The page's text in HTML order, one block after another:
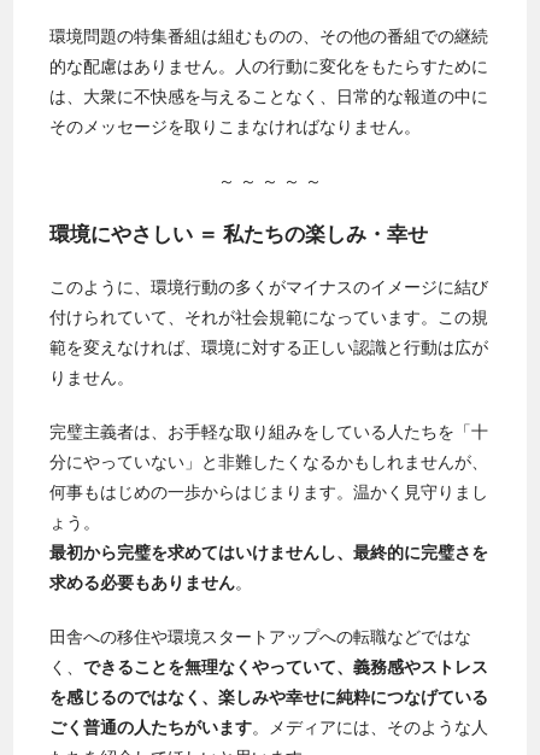
環境問題の特集番組は組むものの、その他の番組での継続
的な配慮はありません。人の行動に変化をもたらすために
は、大衆に不快感を与えることなく、日常的な報道の中に
そのメッセージを取りこまなければなりません。
～ ～ ～ ～ ～
環境にやさしい ＝ 私たちの楽しみ・幸せ
このように、環境行動の多くがマイナスのイメージに結び
付けられていて、それが社会規範になっています。この規
範を変えなければ、環境に対する正しい認識と行動は広が
りません。
完璧主義者は、お手軽な取り組みをしている人たちを「十
分にやっていない」と非難したくなるかもしれませんが、
何事もはじめの一歩からはじまります。温かく見守りまし
ょう。
最初から完璧を求めてはいけませんし、最終的に完璧さを
求める必要もありません。
田舎への移住や環境スタートアップへの転職などではな
く、できることを無理なくやっていて、義務感やストレス
を感じるのではなく、楽しみや幸せに純粋につなげている
ごく普通の人たちがいます。メディアには、そのような人